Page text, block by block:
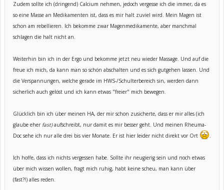
Zudem sollte ich (dringend) Calcium nehmen, jedoch vergesse ich die immer, da es
so eine Masse an Medikamenten ist, dass es mir halt zuviel wird. Mein Magen ist
schon am rebellieren. Ich bekomme zwar Magenmedikamente, aber manchmal
schlagen die halt nicht an.
Weiterhin bin ich in der Ergo und bekomme jetzt neu wieder Massage. Und auf die
freue ich mich, da kann man so schön abschalten und es sich gutgehen lassen. Und
die Verspannungen, welche gerade im HWS-/Schulterbereich sin, werden dann
sicherlich auch gelöst und ich kann etwas "freier" mich bewegen.
Glücklich bin ich über meinen HA, der mir schon zusicherte, dass er mir alles (ich
glaube eher fast)aufschreibt, nur damit es mir besser geht. Und meinen Rheuma-
Doc sehe ich nur alle drei bis vier Monate. Er ist hier leider nicht direkt vor Ort
.
Ich hoffe, dass ich nichts vergessen habe. Sollte ihr neugierig sein und noch etwas
über mich wissen wollen, fragt mich ruhig, habt keine scheu, man kann über
(fast?!) alles reden.